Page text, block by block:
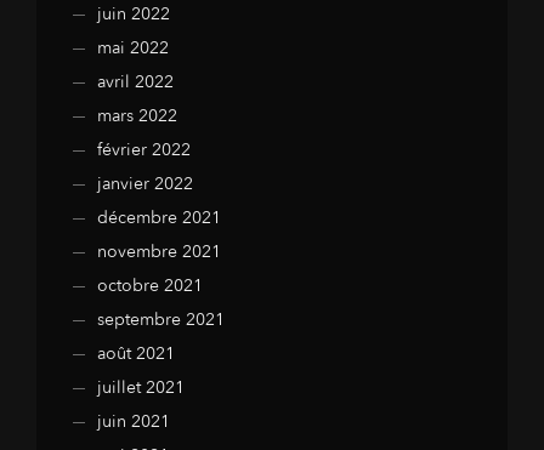
juin 2022
mai 2022
avril 2022
mars 2022
février 2022
janvier 2022
décembre 2021
novembre 2021
octobre 2021
septembre 2021
août 2021
juillet 2021
juin 2021